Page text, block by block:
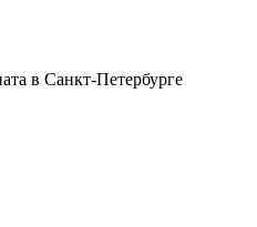
в Санкт-Петербурге